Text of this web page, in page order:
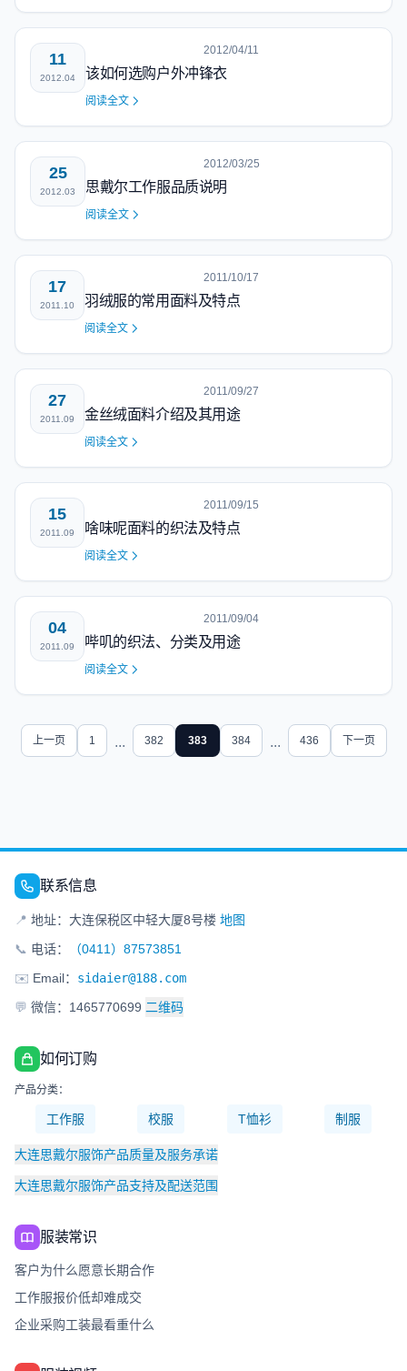
11
2012.04
2012/04/11
该如何选购户外冲锋衣
阅读全文
25
2012.03
2012/03/25
思戴尔工作服品质说明
阅读全文
17
2011.10
2011/10/17
羽绒服的常用面料及特点
阅读全文
27
2011.09
2011/09/27
金丝绒面料介绍及其用途
阅读全文
15
2011.09
2011/09/15
啥味呢面料的织法及特点
阅读全文
04
2011.09
2011/09/04
哔叽的织法、分类及用途
阅读全文
上一页 1 ... 382 383 384 ... 436 下一页
联系信息
📍 地址：大连保税区中轻大厦8号楼 地图
📞 电话：
（0411）87573851
✉️ Email： sidaier@188.com
💬 微信：1465770699 二维码
如何订购
产品分类：
工作服 校服 T恤衫 制服
大连思戴尔服饰产品质量及服务承诺
大连思戴尔服饰产品支持及配送范围
服装常识
客户为什么愿意长期合作
工作服报价低却难成交
企业采购工装最看重什么